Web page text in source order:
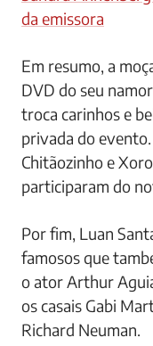
da emissora
Em resumo, a
DVD do seu
troca carinhos e
privada do
Chitãozinho e
participaram do
Por fim, Luan
famosos que
o ator Arthur
os casais Gabi
Richard Neuman.